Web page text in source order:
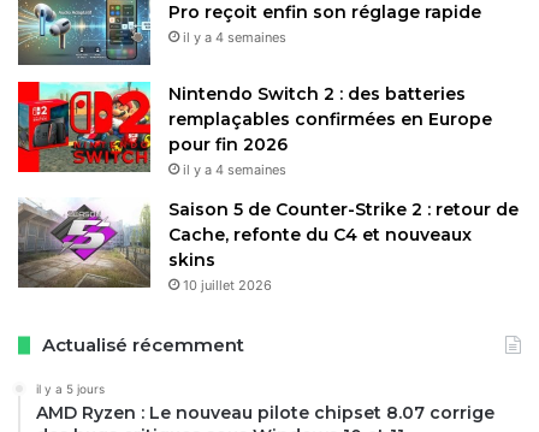
Pro reçoit enfin son réglage rapide
il y a 4 semaines
Nintendo Switch 2 : des batteries
remplaçables confirmées en Europe
pour fin 2026
il y a 4 semaines
Saison 5 de Counter-Strike 2 : retour de
Cache, refonte du C4 et nouveaux
skins
10 juillet 2026
Actualisé récemment
il y a 5 jours
AMD Ryzen : Le nouveau pilote chipset 8.07 corrige